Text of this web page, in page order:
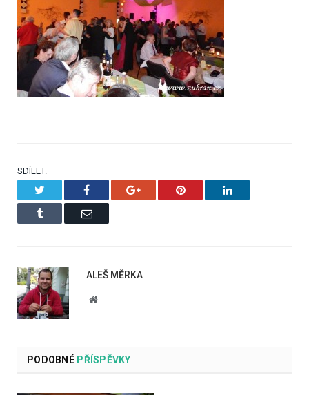
SDÍLET.
Facebook Google+ Pinterest LinkedIn
Tumblr Email
ALEŠ MĚRKA
Website
PODOBNÉPŘÍSPĚVKY